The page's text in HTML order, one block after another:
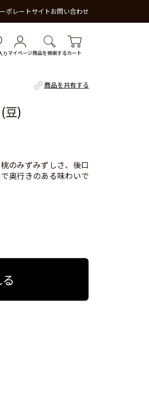
ポレートサイトお問い合わせ
り マイページ商品を検索するカート
商品を共有する
豆)
のみずみずしさ、後口
奥行きのある味わいで